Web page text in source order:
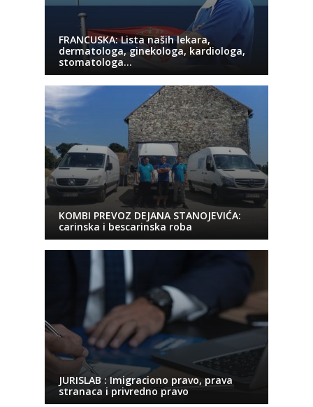
FRANCUSKA: Lista naših lekara,
dermatologa, ginekologa, kardiologa,
stomatologa…
KOMBI PREVOZ DEJANA STANOJEVIĆA:
carinska i bescarinska roba
JURISLAB : Imigraciono pravo, prava
stranaca i privredno pravo